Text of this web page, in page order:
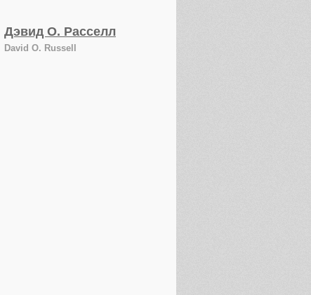
Дэвид О. Расселл
David O. Russell